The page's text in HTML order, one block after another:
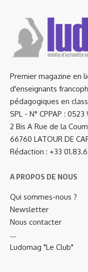
Premier magazine en
d'enseignants
pédagogiques en
SPL - N° CPPAP : 0523
2 Bis A Rue de la
66760 LATOUR DE
Rédaction : +33
A PROPOS DE NOUS
Qui sommes-nous ?
Newsletter
Nous contacter
…
Ludomag "Le Club"